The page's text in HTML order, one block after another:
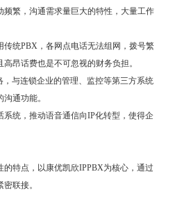
繁，沟通需求量巨大的特性，大量工作
统PBX，各网点电话无法组网，拨号繁
昂话费也是不可忽视的财务负担。
与连锁企业的管理、监控等第三方系统
通功能。
统，推动语音通信向IP化转型，使得企
特点，以康优凯欣IPPBX为核心，通过
联接。